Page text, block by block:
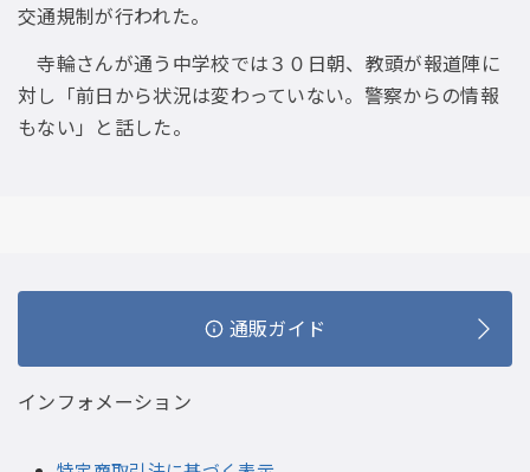
交通規制が行われた。
寺輪さんが通う中学校では３０日朝、教頭が報道陣に
対し「前日から状況は変わっていない。警察からの情報
もない」と話した。
通販ガイド
インフォメーション